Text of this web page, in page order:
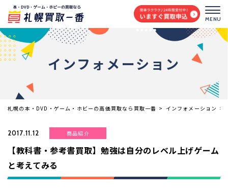
MENU
インフォメーション
札幌の本・DVD・ゲーム・ホビーの高価買取なら買取一番 > インフォメーション >
2017.11.12 商品紹介
【教科書・参考書買取】勉強は自分のレベル上げゲーム
と考えてみる